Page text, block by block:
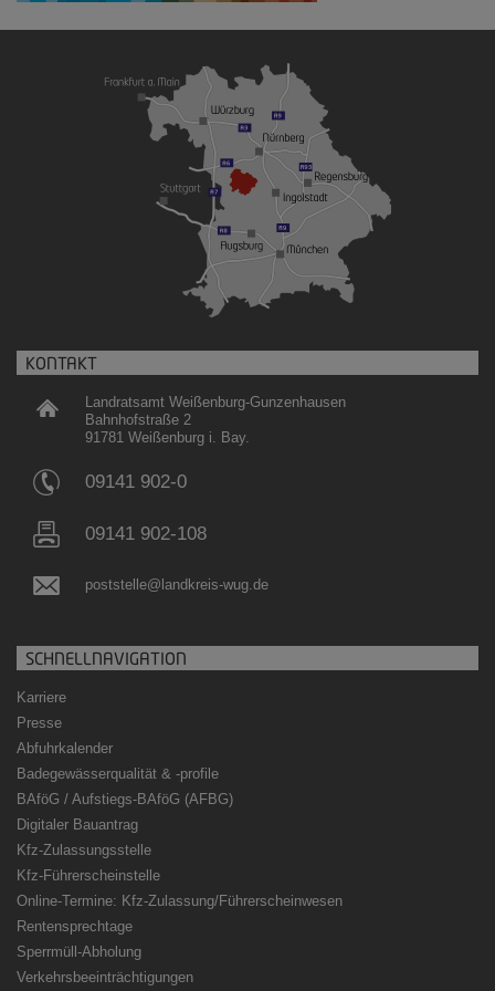
KONTAKT
Landratsamt Weißenburg-Gunzenhausen
Bahnhofstraße 2
91781 Weißenburg i. Bay.
09141 902-0
09141 902-108
poststelle@landkreis-wug.de
SCHNELLNAVIGATION
Karriere
Presse
Abfuhrkalender
Badegewässerqualität & -profile
BAföG / Aufstiegs-BAföG (AFBG)
Digitaler Bauantrag
Kfz-Zulassungsstelle
Kfz-Führerscheinstelle
Online-Termine: Kfz-Zulassung/Führerscheinwesen
Rentensprechtage
Sperrmüll-Abholung
Verkehrsbeeinträchtigungen